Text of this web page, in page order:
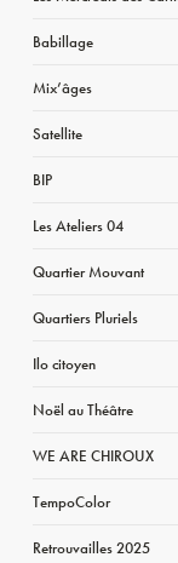
Babillage
Mix’âges
Satellite
BIP
Les Ateliers 04
Quartier Mouvant
Quartiers Pluriels
Ilo citoyen
Noël au Théâtre
WE ARE CHIROUX
TempoColor
Retrouvailles 2025